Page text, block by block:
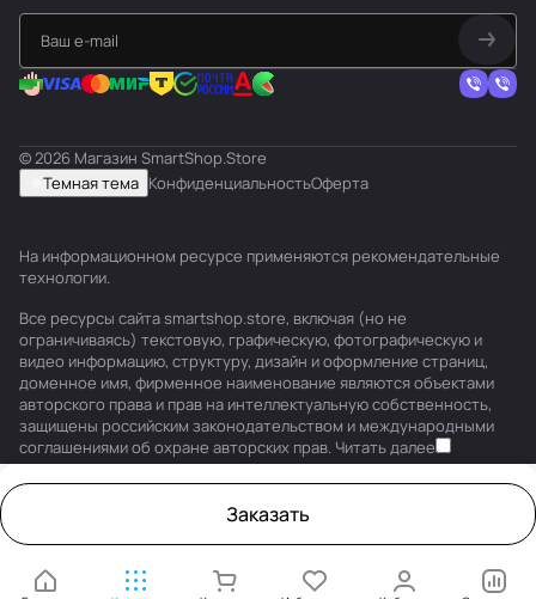
Заказать
© 2026 Магазин SmartShop.Store
Темная тема КонфиденциальностьОферта
На информационном ресурсе применяются рекомендательные
технологии.
Все ресурсы сайта smartshop.store, включая (но не
ограничиваясь) текстовую, графическую, фотографическую и
видео информацию, структуру, дизайн и оформление страниц,
доменное имя, фирменное наименование являются объектами
авторского права и прав на интеллектуальную собственность,
защищены российским законодательством и международными
соглашениями об охране авторских прав. Читать далее